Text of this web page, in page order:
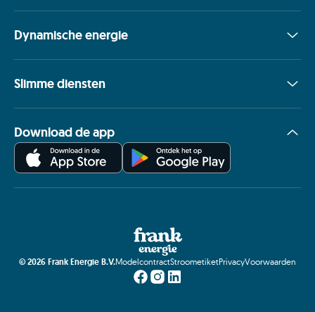
Dynamische energie
Slimme diensten
Download de app
©2026Frank Energie B.V.ModelcontractStroometiketPrivacyVoorwaarden